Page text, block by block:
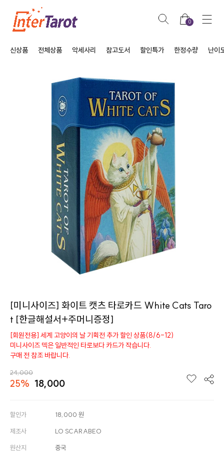
0
신상품 전체상품 악세사리 참고도서 할인특가 한정수량 난이
[미니사이즈] 화이트 캣츠 타로카드 White Cats Taro
t [한글해설서+주머니증정]
[회원전용] 세계 고양이의 날 기획전 추가 할인 상품(8/6-12)
미니사이즈 덱은 일반적인 타로보다 카드가 작습니다.
구매 전 참조 바랍니다.
24,000
25% 18,000
할인가 18,000 원
제조사 LO SCARABEO
원산지 중국